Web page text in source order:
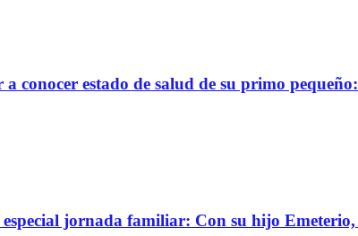
conocer estado de salud de su primo
jornada familiar: Con su hijo